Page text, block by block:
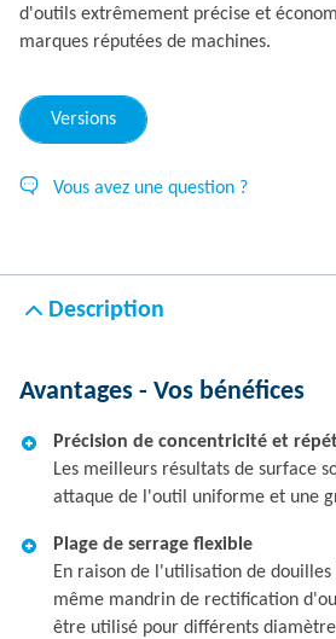
d'outils extrêmement précise et
marques réputées de machines.
Versions
Vous avez une question ?
Description
Avantages - Vos bénéfices
Précision de concentricité et
Les meilleurs résultats de surface
attaque de l'outil uniforme et une
Plage de serrage flexible
En raison de l'utilisation de
même mandrin de rectification
être utilisé pour différents